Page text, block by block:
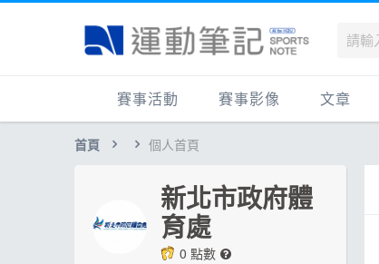
賽事活動
國內
跟著筆記跑
健康品牌風雲賞
賽事影像
跑步好影片
文章
首頁 個人首頁
新北市政府體
育處
0 點數